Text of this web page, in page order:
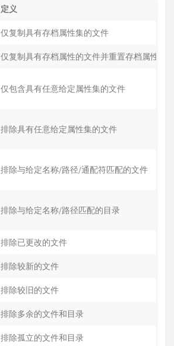
定义
仅复制具有存档属性集的文件
仅复制具有存档属性的文件并重置存档属性
仅包含具有任意给定属性集的文件
排除具有任意给定属性集的文件
排除与给定名称/路径/通配符匹配的文件
排除与给定名称/路径匹配的目录
排除已更改的文件
排除较新的文件
排除较旧的文件
排除多余的文件和目录
排除孤立的文件和目录